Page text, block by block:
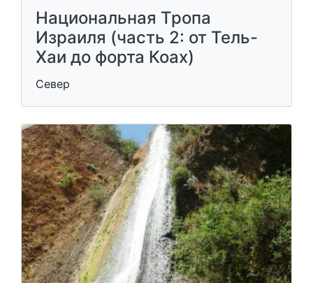
Национальная Тропа
Израиля (часть 2: от Тель-
Хаи до форта Коах)
Север